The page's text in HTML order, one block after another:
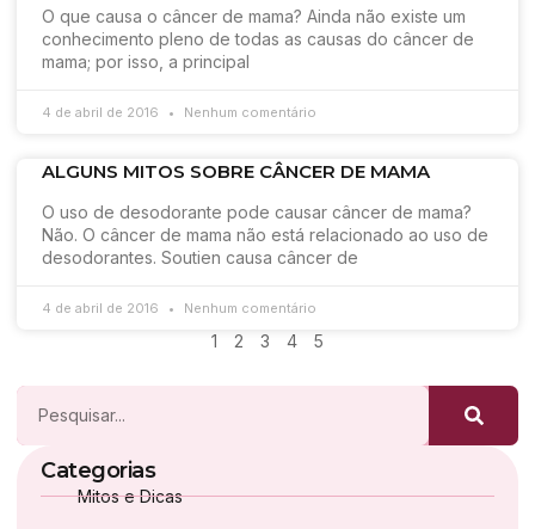
O que causa o câncer de mama? Ainda não existe um
conhecimento pleno de todas as causas do câncer de
mama; por isso, a principal
4 de abril de 2016 Nenhum comentário
ALGUNS MITOS SOBRE CÂNCER DE MAMA
O uso de desodorante pode causar câncer de mama?
Não. O câncer de mama não está relacionado ao uso de
desodorantes. Soutien causa câncer de
4 de abril de 2016 Nenhum comentário
1 2 3 4 5
Categorias
Mitos e Dicas